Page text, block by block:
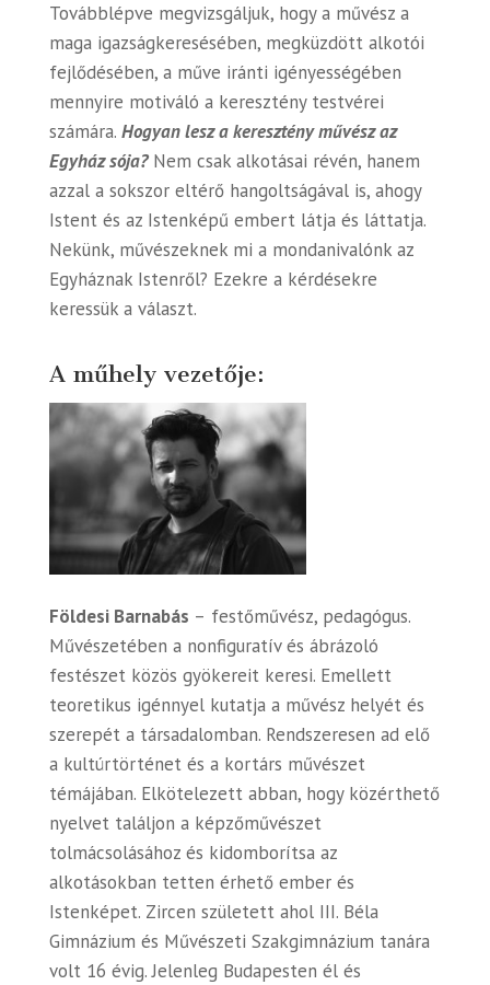
Továbblépve megvizsgáljuk, hogy a művész a
maga igazságkeresésében, megküzdött alkotói
fejlődésében, a műve iránti igényességében
mennyire motiváló a keresztény testvérei
számára. Hogyan lesz a keresztény művész az
Egyház sója?Nem csak alkotásai révén, hanem
azzal a sokszor eltérő hangoltságával is, ahogy
Istent és az Istenképű embert látja és láttatja.
Nekünk, művészeknek mi a mondanivalónk az
Egyháznak Istenről? Ezekre a kérdésekre
keressük a választ.
A műhely vezetője:
Földesi Barnabás – festőművész, pedagógus.
Művészetében a nonfiguratív és ábrázoló
festészet közös gyökereit keresi. Emellett
teoretikus igénnyel kutatja a művész helyét és
szerepét a társadalomban. Rendszeresen ad elő
a kultúrtörténet és a kortárs művészet
témájában. Elkötelezett abban, hogy közérthető
nyelvet találjon a képzőművészet
tolmácsolásához és kidomborítsa az
alkotásokban tetten érhető ember és
Istenképet. Zircen született ahol III. Béla
Gimnázium és Művészeti Szakgimnázium tanára
volt 16 évig. Jelenleg Budapesten él és